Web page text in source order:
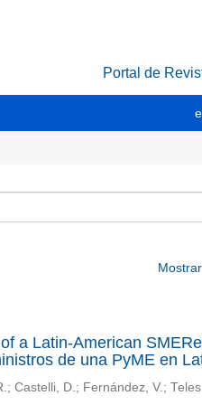
Portal de
a Latin-American
de una PyME en
Castelli, D.; Fernández, V.;